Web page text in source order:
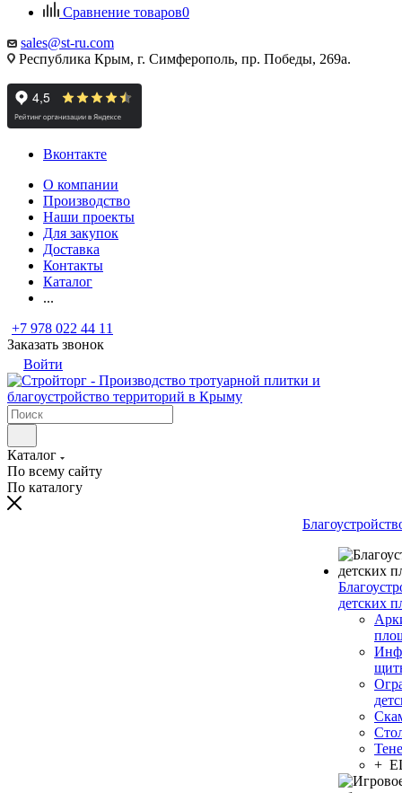
Сравнение товаров0
sales@st-ru.com
Республика Крым, г. Симферополь, пр. Победы, 269а.
Вконтакте
О компании
Производство
Наши проекты
Для закупок
Доставка
Контакты
Каталог
...
+7 978 022 44 11
Заказать звонок
Войти
Каталог
По всему сайту
По каталогу
детских
+